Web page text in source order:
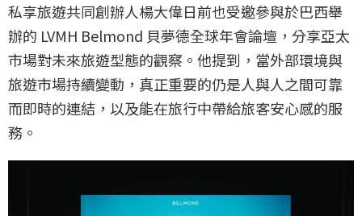
私享旅遊共同創辦人楊大偉日前也受邀參與於巴西舉
辦的 LVMH Belmond 貝夢德全球年會論壇，分享亞太
市場對未來旅遊型態的觀察。他提到，當外部環境與
旅遊市場持續變動，真正重要的仍是人與人之間可靠
而即時的連結，以及能在旅行中帶給旅客安心感的服
務。